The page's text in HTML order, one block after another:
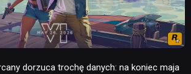
dorzuca trochę danych: na koniec maja